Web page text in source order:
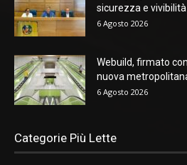
sicurezza e
6 Agosto 2026
Webuild, firmato
nuova metropolitana
6 Agosto 2026
Categorie Più Lette